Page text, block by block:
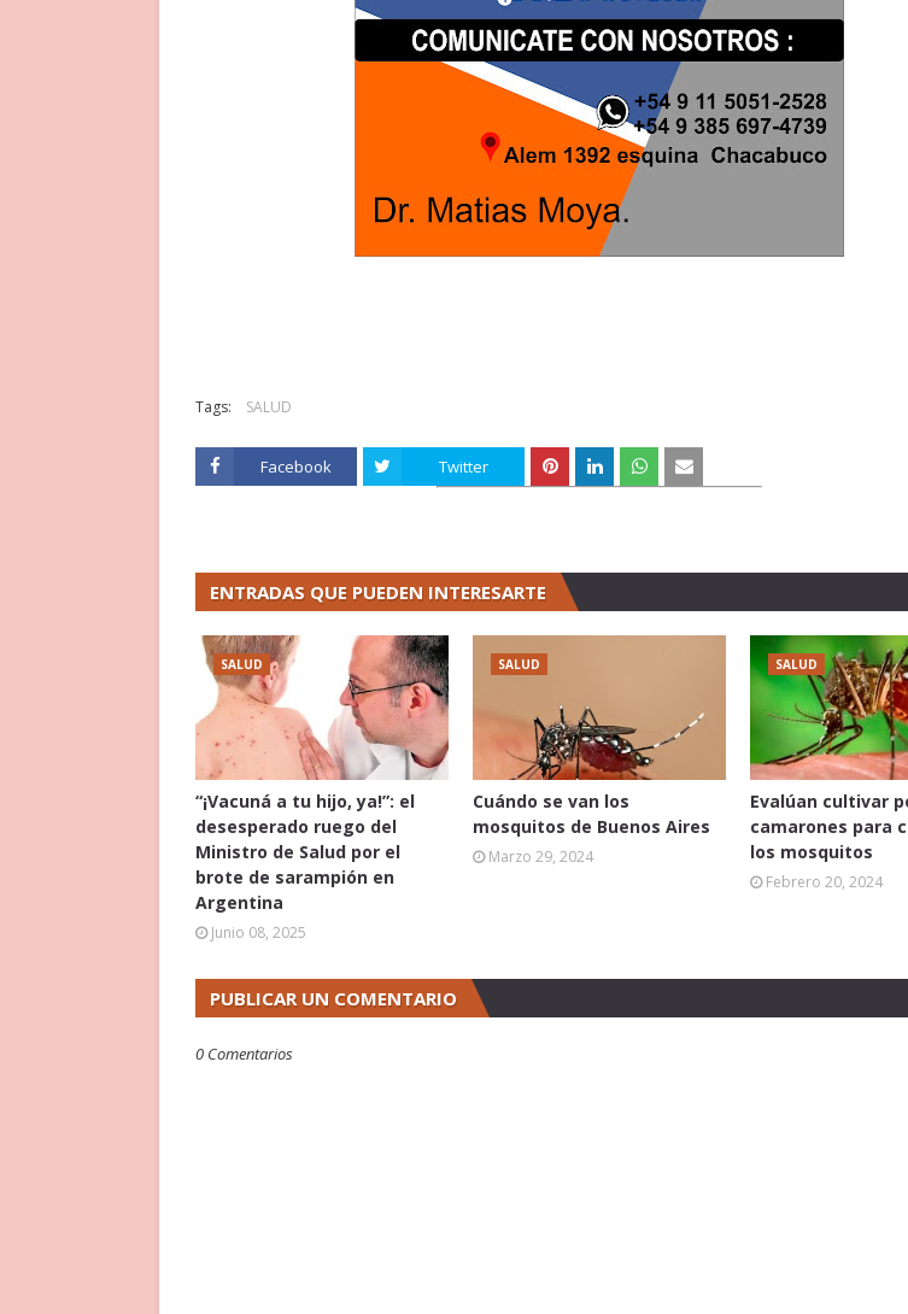
Tags: SALUD
Facebook Twitter
ENTRADAS QUE PUEDEN INTERESARTE
SALUD
“¡Vacuná a tu hijo, ya!”: el
desesperado ruego del
Ministro de Salud por el
brote de sarampión en
Argentina
Junio 08, 2025
SALUD
Cuándo se van los
mosquitos de Buenos Aires
Marzo 29, 2024
SALUD
Evalúan cultivar
camarones para
los mosquitos
Febrero 20, 2024
PUBLICAR UN COMENTARIO
0 Comentarios